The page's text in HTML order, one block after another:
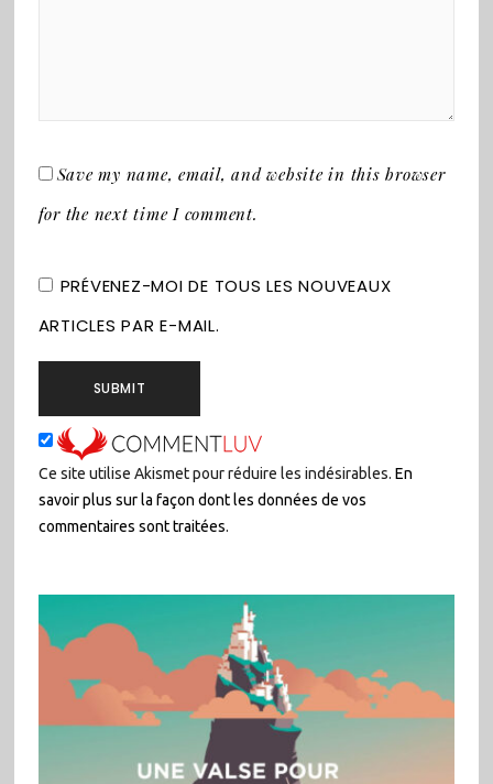
Save my name, email, and website in this browser
for the next time I comment.
PRÉVENEZ-MOI DE TOUS LES NOUVEAUX
ARTICLES PAR E-MAIL.
Ce site utilise Akismet pour réduire les indésirables. En
savoir plus sur la façon dont les données de vos
commentaires sont traitées.